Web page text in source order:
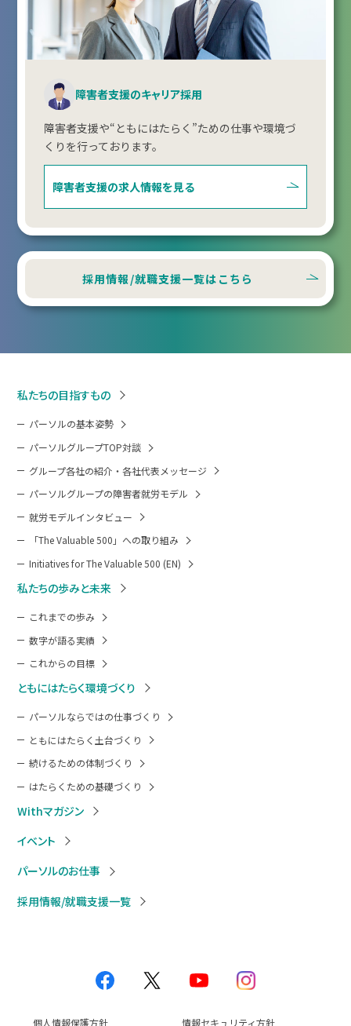
障害者支援のキャリア採用
障害者支援や“ともにはたらく”ための仕事や環境づ
くりを行っております。
障害者支援の求人情報を見る
採用情報/就職支援一覧はこちら
私たちの目指すもの
パーソルの基本姿勢
パーソルグループTOP対談
グループ各社の紹介・各社代表メッセージ
パーソルグループの障害者就労モデル
就労モデルインタビュー
「The Valuable 500」への取り組み
Initiatives for The Valuable 500 (EN)
私たちの歩みと未来
これまでの歩み
数字が語る実績
これからの目標
ともにはたらく環境づくり
パーソルならではの仕事づくり
ともにはたらく土台づくり
続けるための体制づくり
はたらくための基礎づくり
Withマガジン
イベント
パーソルのお仕事
採用情報/就職支援一覧
個人情報保護方針 情報セキュリティ方針